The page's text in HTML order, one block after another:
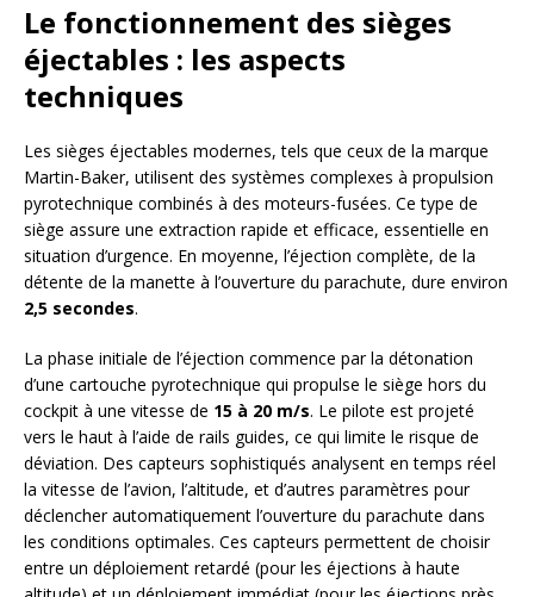
Le fonctionnement des sièges
éjectables : les aspects
techniques
Les sièges éjectables modernes, tels que ceux de la marque
Martin-Baker, utilisent des systèmes complexes à propulsion
pyrotechnique combinés à des moteurs-fusées. Ce type de
siège assure une extraction rapide et efficace, essentielle en
situation d’urgence. En moyenne, l’éjection complète, de la
détente de la manette à l’ouverture du parachute, dure environ
2,5 secondes.
La phase initiale de l’éjection commence par la détonation
d’une cartouche pyrotechnique qui propulse le siège hors du
cockpit à une vitesse de 15 à 20 m/s. Le pilote est projeté
vers le haut à l’aide de rails guides, ce qui limite le risque de
déviation. Des capteurs sophistiqués analysent en temps réel
la vitesse de l’avion, l’altitude, et d’autres paramètres pour
déclencher automatiquement l’ouverture du parachute dans
les conditions optimales. Ces capteurs permettent de choisir
entre un déploiement retardé (pour les éjections à haute